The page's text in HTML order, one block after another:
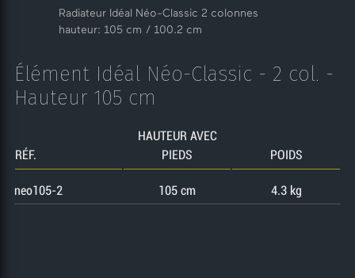
Radiateur Idéal Néo-Classic 2 colonnes
hauteur: 105 cm / 100.2 cm
Élément Idéal Néo-Classic - 2 col. -
Hauteur 105 cm
RÉF.
HAUTEUR AVEC
PIEDS
POIDS
neo105-2 105 cm 4.3 kg